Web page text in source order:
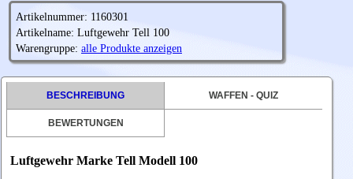
Artikelnummer: 1160301
Artikelname: Luftgewehr Tell 100
Warengruppe: alle Produkte anzeigen
BESCHREIBUNG WAFFEN - QUIZ
BEWERTUNGEN
Luftgewehr Marke Tell Modell 100